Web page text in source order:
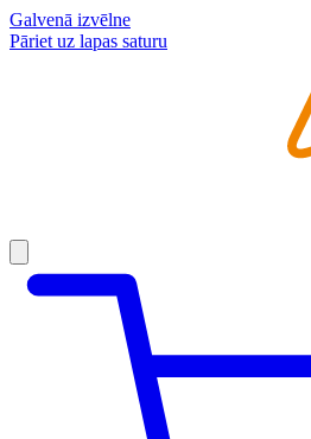
Galvenā izvēlne
Pāriet uz lapas saturu